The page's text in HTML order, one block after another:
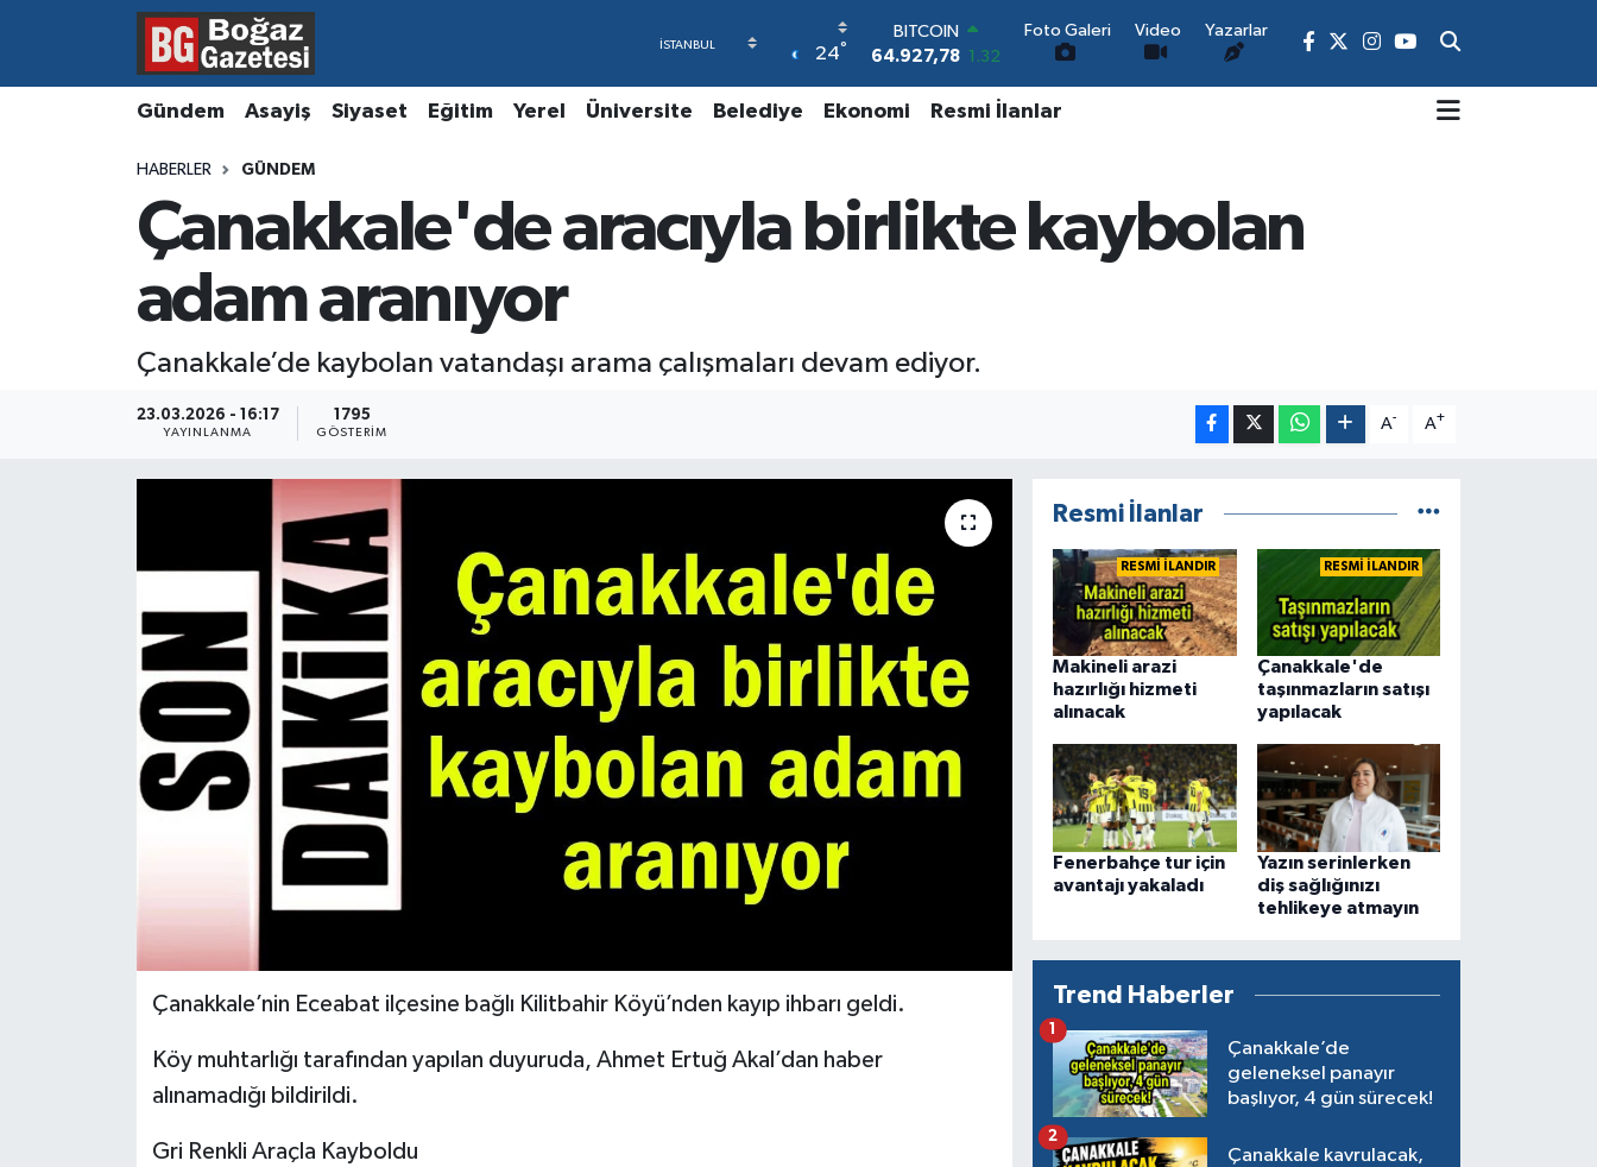
24°
DOLAR
47,5894 0.08
55,0398 -0.02
6508.83
4.44
BİST100
11
Foto Galeri Video Yazarlar
Gündem Asayiş Siyaset Eğitim Yerel Üniversite Belediye Ekonomi Resmi İlanlar
HABERLER GÜNDEM
Çanakkale'de aracıyla birlikte kaybolan
adam aranıyor
Çanakkale’de kaybolan vatandaşı arama çalışmaları devam ediyor.
23.03.2026 - 16:17
YAYINLANMA
1795
GÖSTERIM
A- A+
Çanakkale’nin Eceabat ilçesine bağlı Kilitbahir Köyü’nden kayıp ihbarı geldi.
Köy muhtarlığı tarafından yapılan duyuruda, Ahmet Ertuğ Akal’dan haber
alınamadığı bildirildi.
Gri Renkli Araçla Kayboldu
Resmi İlanlar
RESMİ İLANDIR
Makineli arazi
hazırlığı hizmeti
alınacak
RESMİ İLANDIR
Çanakkale'de
taşınmazların satışı
yapılacak
Fenerbahçe tur için
avantajı yakaladı
Yazın serinlerken
diş sağlığınızı
tehlikeye atmayın
Trend Haberler
Çanakkale’de
geleneksel panayır
başlıyor, 4 gün sürecek!
1
Çanakkale kavrulacak,
2
Asayiş
Ekonomi
Hava Durumu
Süper Lig Puan Durumu ve Fikstür
Tüm Manşetler